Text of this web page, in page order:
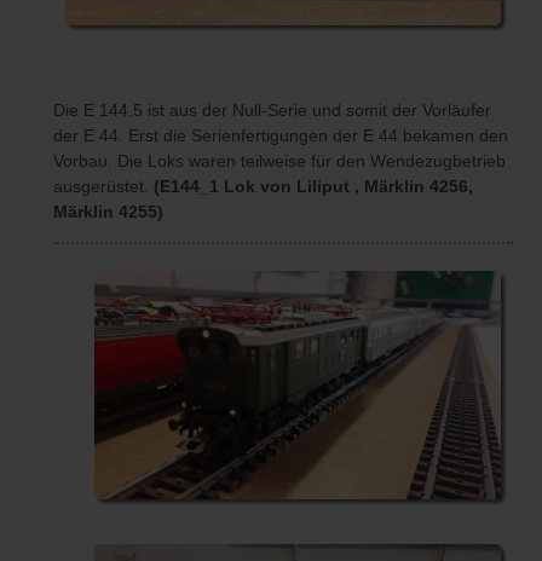
Die E 144.5 ist aus der Null-Serie und somit der Vorläufer
der E 44. Erst die Serienfertigungen der E 44 bekamen den
Vorbau. Die Loks waren teilweise für den Wendezugbetrieb
ausgerüstet. (E144_1 Lok von Liliput , Märklin 4256,
Märklin 4255)